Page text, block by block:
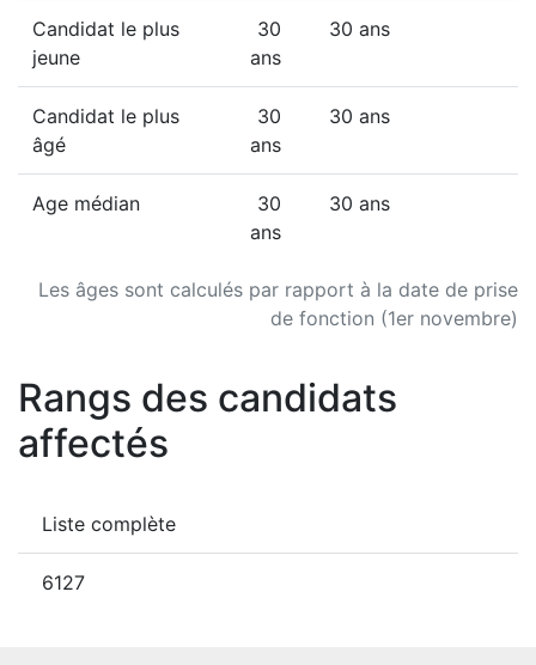
Les âges sont calculés par rapport à la date de prise
de fonction (1er novembre)
Candidat le plus
jeune
30
ans
30 ans
Candidat le plus
âgé
30
ans
30 ans
Age médian
30
ans
30 ans
Rangs des candidats
affectés
Liste complète
6127